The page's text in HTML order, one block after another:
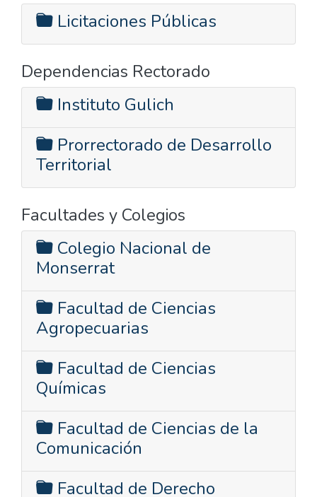
Licitaciones Públicas
Dependencias Rectorado
Instituto Gulich
Prorrectorado de Desarrollo
Territorial
Facultades y Colegios
Colegio Nacional de
Monserrat
Facultad de Ciencias
Agropecuarias
Facultad de Ciencias
Químicas
Facultad de Ciencias de la
Comunicación
Facultad de Derecho